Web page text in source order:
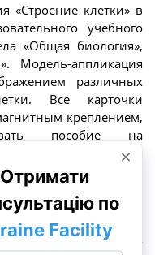
«Строение клетки» в
учебного
«Общая биология»,
Модель-аппликация
различных
Все карточки
креплением,
пособие на
без применения